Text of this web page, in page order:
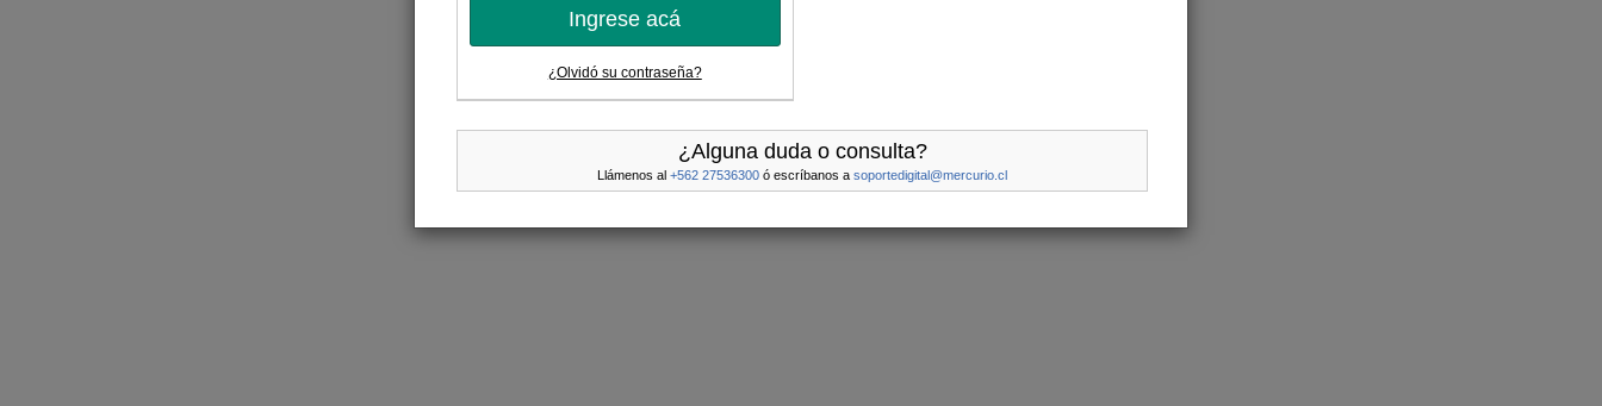
Ingrese acá
¿Olvidó su contraseña?
¿Alguna duda o consulta?
Llámenos al +562 27536300 ó escríbanos a soportedigital@mercurio.cl